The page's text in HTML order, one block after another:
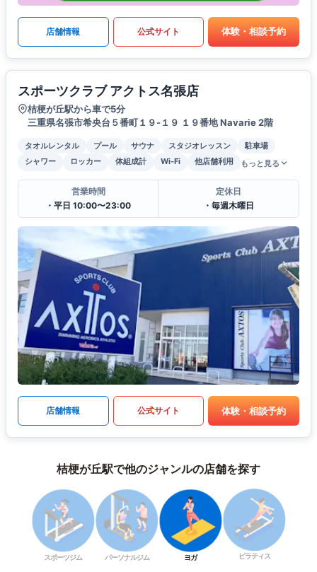
店舗情報 公式サイト 体験・相談予約
スポーツクラブ アクトス名張店
桔梗が丘駅から車で5分
三重県名張市希央台５番町１９-１９ １９番地 Navarie 2階
タオルレンタル プール サウナ スタジオレッスン
駐車場
シャワー
ロッカー 体組成計 Wi-Fi 他店舗利用 もっと見る
営業時間
・平日 10:00〜23:00
定休日
・毎週木曜日
店舗情報 公式サイト 体験・相談予約
桔梗が丘駅で他のジャンルの店舗を探す
スポーツジム パーソナルジム ヨガ ピラティス